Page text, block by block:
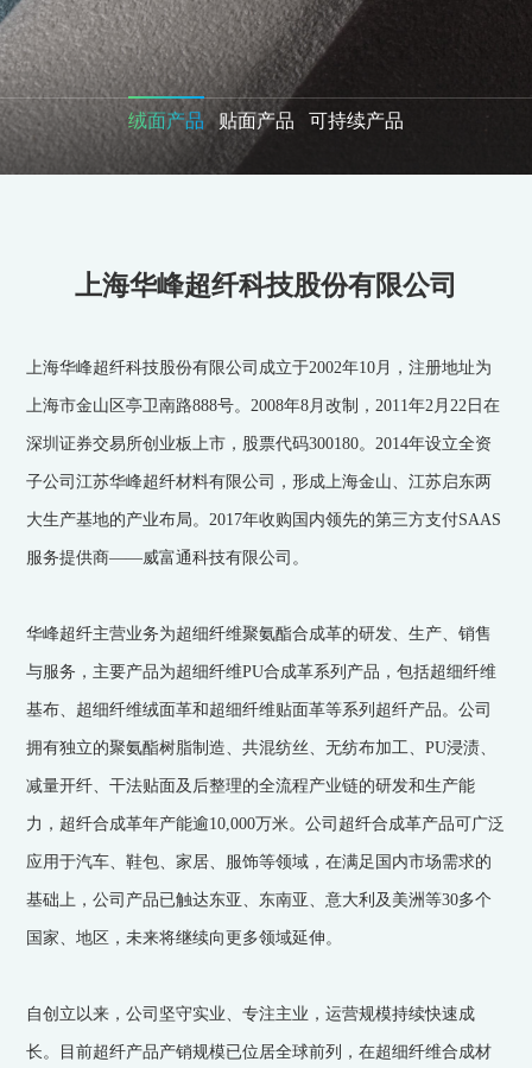
绒面产品
绒面产品 贴面产品 可持续产品
上海华峰超纤科技股份有限公司
上海华峰超纤科技股份有限公司成立于2002年10月，注册地址为
上海市金山区亭卫南路888号。2008年8月改制，2011年2月22日在
深圳证券交易所创业板上市，股票代码300180。2014年设立全资
子公司江苏华峰超纤材料有限公司，形成上海金山、江苏启东两
大生产基地的产业布局。2017年收购国内领先的第三方支付SAAS
服务提供商——威富通科技有限公司。
华峰超纤主营业务为超细纤维聚氨酯合成革的研发、生产、销售
与服务，主要产品为超细纤维PU合成革系列产品，包括超细纤维
基布、超细纤维绒面革和超细纤维贴面革等系列超纤产品。公司
拥有独立的聚氨酯树脂制造、共混纺丝、无纺布加工、PU浸渍、
减量开纤、干法贴面及后整理的全流程产业链的研发和生产能
力，超纤合成革年产能逾10,000万米。公司超纤合成革产品可广泛
应用于汽车、鞋包、家居、服饰等领域，在满足国内市场需求的
基础上，公司产品已触达东亚、东南亚、意大利及美洲等30多个
国家、地区，未来将继续向更多领域延伸。
自创立以来，公司坚守实业、专注主业，运营规模持续快速成
长。目前超纤产品产销规模已位居全球前列，在超细纤维合成材